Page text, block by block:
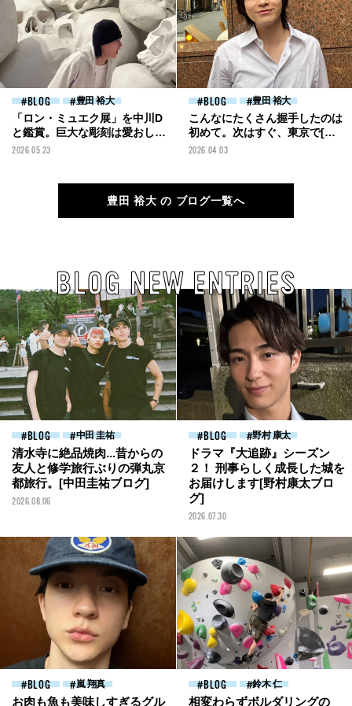
BLOG 豊田 裕大
「ロン・ミュエク展」を中川D
と鑑賞。巨大な彫刻は愛おしく
て、欲しくなる[豊田裕大ブロ
2026.05.23
BLOG 豊田 裕大
こんなにたくさん握手したのは
初めて。次はすぐ、東京で[豊
田裕大ブログ]
2026.04.03
豊田 裕大 の ブログ一覧へ
BLOG NEW ENTRIES
BLOG 中田 圭祐
清水寺に絶品焼肉...昔からの
友人と修学旅行ぶりの弾丸京
都旅行。[中田圭祐ブログ]
2026.08.06
BLOG 野村 康太
ドラマ『大追跡』シーズン
２！ 刑事らしく成長した城を
お届けします[野村康太ブロ
グ]
2026.07.30
BLOG 嵐 翔真
お肉も魚も美味しすぎるグル
BLOG 鈴木 仁
相変わらずボルダリングの